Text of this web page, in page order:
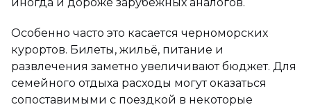
Особенно часто это касается черноморских
курортов. Билеты, жильё, питание и
развлечения заметно увеличивают бюджет. Для
семейного отдыха расходы могут оказаться
сопоставимыми с поездкой в некоторые